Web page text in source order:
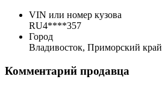
VIN или номер кузова
RU4****357
Город
Владивосток, Приморский край
Комментарий продавца